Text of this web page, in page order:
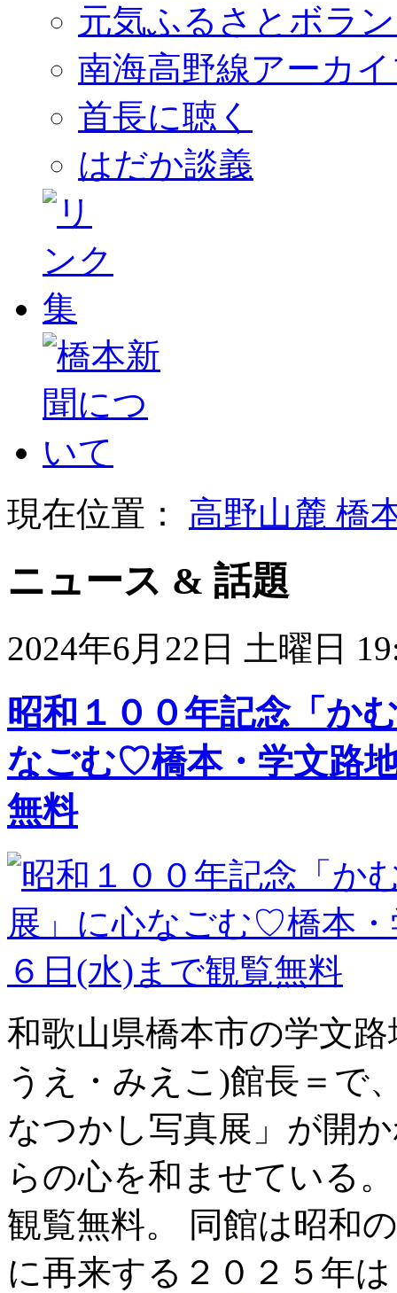
元気ふるさとボラ
南海高野線アーカ
首長に聴く
はだか談義
現在位置： 高野山麓 橋
ニュース & 話題
2024年6月22日 土曜日
昭和１００年記念「か
なごむ♡橋本・学文路
無料
和歌山県橋本市の学文
うえ・みえこ)館長＝で
なつかし写真展」が開
らの心を和ませている
観覧無料。 同館は昭和
に再来する２０２５年